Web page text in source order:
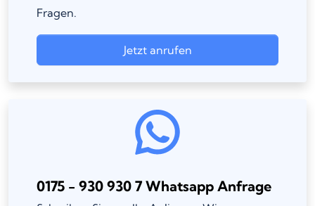
Fragen.
Jetzt anrufen
0175 - 930 930 7 Whatsapp Anfrage